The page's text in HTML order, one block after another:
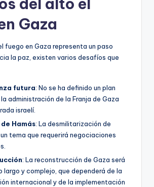
del alto el
Gaza
fuego en Gaza representa un paso
la paz, existen varios desafíos que
futura: No se ha definido un plan
administración de la Franja de Gaza
israelí.
Hamás: La desmilitarización de
tema que requerirá negociaciones
: La reconstrucción de Gaza será
largo y complejo, que dependerá de la
internacional y de la implementación